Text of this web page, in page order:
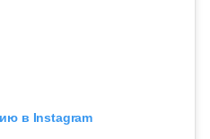
в Instagram